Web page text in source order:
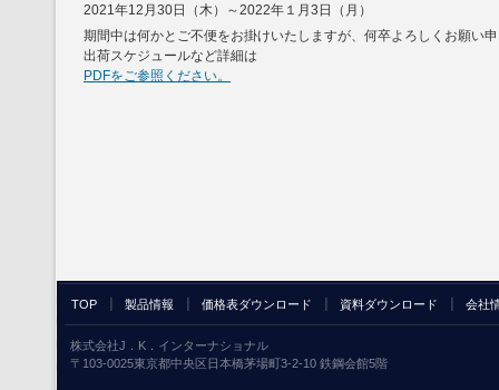
2021年12月30日（木）～2022年１月3日（月）
期間中は何かとご不便をお掛けいたしますが、何卒よろしくお願い
出荷スケジュールなど詳細は
PDFをご参照ください。
TOP 製品情報 価格表ダウンロード 資料ダウンロード 会社
株式会社J．K．インターナショナル
〒103-0025東京都中央区日本橋茅場町3-2-10 鉄鋼会館5階